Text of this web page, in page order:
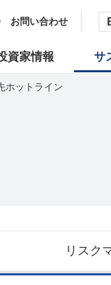
お問い合わせ
資家情報 サ
ホットライン
リスク